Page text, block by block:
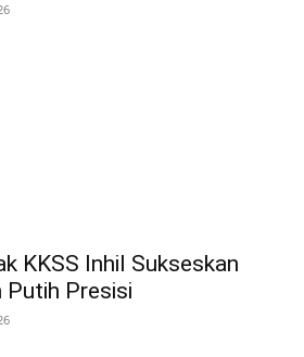
KKSS Inhil Sukseskan
Putih Presisi